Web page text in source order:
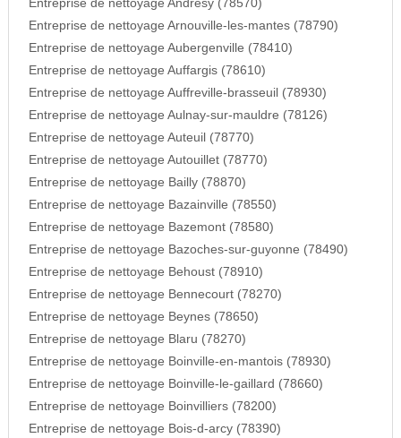
Entreprise de nettoyage Andresy (78570)
Entreprise de nettoyage Arnouville-les-mantes (78790)
Entreprise de nettoyage Aubergenville (78410)
Entreprise de nettoyage Auffargis (78610)
Entreprise de nettoyage Auffreville-brasseuil (78930)
Entreprise de nettoyage Aulnay-sur-mauldre (78126)
Entreprise de nettoyage Auteuil (78770)
Entreprise de nettoyage Autouillet (78770)
Entreprise de nettoyage Bailly (78870)
Entreprise de nettoyage Bazainville (78550)
Entreprise de nettoyage Bazemont (78580)
Entreprise de nettoyage Bazoches-sur-guyonne (78490)
Entreprise de nettoyage Behoust (78910)
Entreprise de nettoyage Bennecourt (78270)
Entreprise de nettoyage Beynes (78650)
Entreprise de nettoyage Blaru (78270)
Entreprise de nettoyage Boinville-en-mantois (78930)
Entreprise de nettoyage Boinville-le-gaillard (78660)
Entreprise de nettoyage Boinvilliers (78200)
Entreprise de nettoyage Bois-d-arcy (78390)